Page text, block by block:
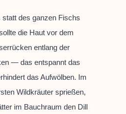
statt des ganzen Fischs
die Haut vor dem
entlang der
— das entspannt das
das Aufwölben. Im
Wildkräuter sprießen,
im Bauchraum den Dill